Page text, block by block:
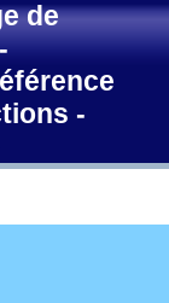
de
-